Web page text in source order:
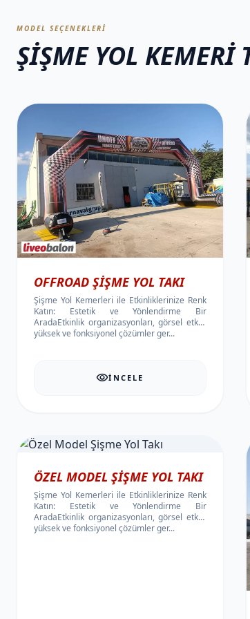
MODEL SEÇENEKLERI
ŞIŞME YOL KEMERI
OFFROAD ŞIŞME YOL TAKI
Şişme Yol Kemerleri ile Etkinliklerinize Renk
Katın: Estetik ve Yönlendirme Bir
AradaEtkinlik organizasyonları, görsel etkisi
yüksek ve fonksiyonel çözümler ger...
visibilityİNCELE
ÖZEL MODEL ŞIŞME YOL TAKI
Şişme Yol Kemerleri ile Etkinliklerinize Renk
Katın: Estetik ve Yönlendirme Bir
AradaEtkinlik organizasyonları, görsel etkisi
yüksek ve fonksiyonel çözümler ger...